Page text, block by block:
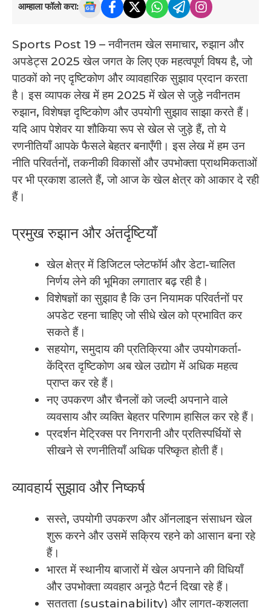
आम्हाला फॉलो करा:
Sports Post 19 – नवीनतम खेल समाचार, रुझान और
अपडेट्स 2025 ­खेल जगत के लिए एक महत्वपूर्ण विषय है, जो
पाठकों को नए दृष्टिकोण और व्यावहारिक सुझाव प्रदान करता
है। इस व्यापक लेख में हम 2025 में खेल से जुड़े नवीनतम
रुझान, विशेषज्ञ दृष्टिकोण और उपयोगी सुझाव साझा करते हैं।
यदि आप पेशेवर या शौकिया रूप से खेल से जुड़े हैं, तो ये
रणनीतियाँ आपके फैसले बेहतर बनाएँगी। इस लेख में हम उन
नीति परिवर्तनों, तकनीकी विकासों और उपभोक्ता प्राथमिकताओं
पर भी प्रकाश डालते हैं, जो आज के खेल क्षेत्र को आकार दे रही
हैं।
प्रमुख रुझान और अंतर्दृष्टियाँ
खेल क्षेत्र में डिजिटल प्लेटफॉर्म और डेटा-चालित
निर्णय लेने की भूमिका लगातार बढ़ रही है।
विशेषज्ञों का सुझाव है कि उन नियामक परिवर्तनों पर
अपडेट रहना चाहिए जो सीधे खेल को प्रभावित कर
सकते हैं।
सहयोग, समुदाय की प्रतिक्रिया और उपयोगकर्ता-
केंद्रित दृष्टिकोण अब खेल उद्योग में अधिक महत्व
प्राप्त कर रहे हैं।
नए उपकरण और चैनलों को जल्दी अपनाने वाले
व्यवसाय और व्यक्ति बेहतर परिणाम हासिल कर रहे हैं।
प्रदर्शन मेट्रिक्स पर निगरानी और प्रतिस्पर्धियों से
सीखने से रणनीतियाँ अधिक परिष्कृत होती हैं।
व्यावहार्य सुझाव और निष्कर्ष
सस्ते, उपयोगी उपकरण और ऑनलाइन संसाधन खेल
शुरू करने और उसमें सक्रिय रहने को आसान बना रहे
हैं।
भारत में स्थानीय बाजारों में खेल अपनाने की विधियाँ
और उपभोक्ता व्यवहार अनूठे पैटर्न दिखा रहे हैं।
सततता (sustainability) और लागत-कुशलता